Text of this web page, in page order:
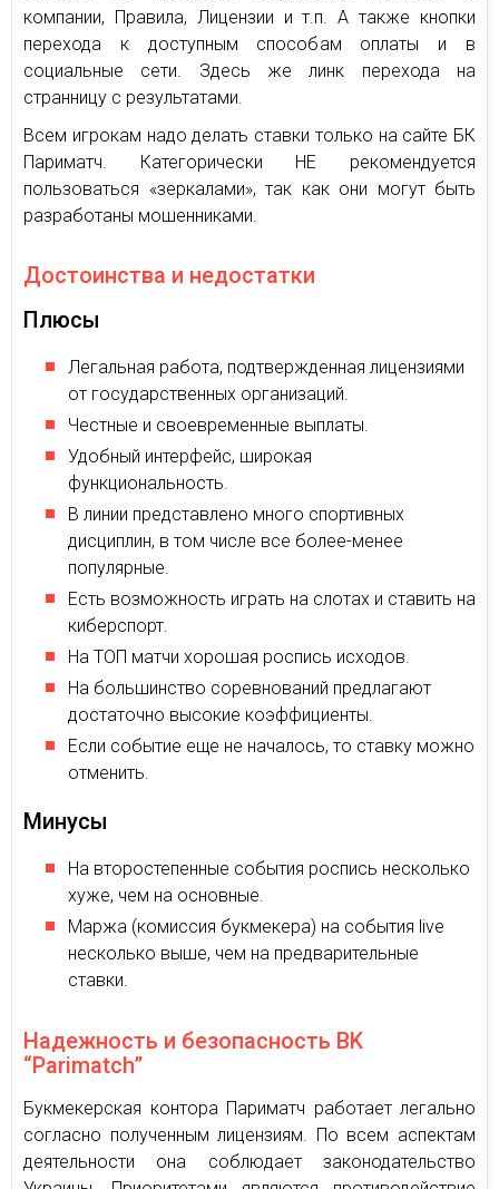
компании, Правила, Лицензии и т.п. А также кнопки
перехода к доступным способам оплаты и в
социальные сети. Здесь же линк перехода на
странницу с результатами.
Всем игрокам надо делать ставки только на сайте БК
Париматч. Категорически НЕ рекомендуется
пользоваться «зеркалами», так как они могут быть
разработаны мошенниками.
Достоинства и недостатки
Плюсы
Легальная работа, подтвержденная лицензиями
от государственных организаций.
Честные и своевременные выплаты.
Удобный интерфейс, широкая
функциональность.
В линии представлено много спортивных
дисциплин, в том числе все более-менее
популярные.
Есть возможность играть на слотах и ставить на
киберспорт.
На ТОП матчи хорошая роспись исходов.
На большинство соревнований предлагают
достаточно высокие коэффициенты.
Если событие еще не началось, то ставку можно
отменить.
Минусы
На второстепенные события роспись несколько
хуже, чем на основные.
Маржа (комиссия букмекера) на события live
несколько выше, чем на предварительные
ставки.
Надежность и безопасность BK
“Parimatch”
Букмекерская контора Париматч работает легально
согласно полученным лицензиям. По всем аспектам
деятельности она соблюдает законодательство